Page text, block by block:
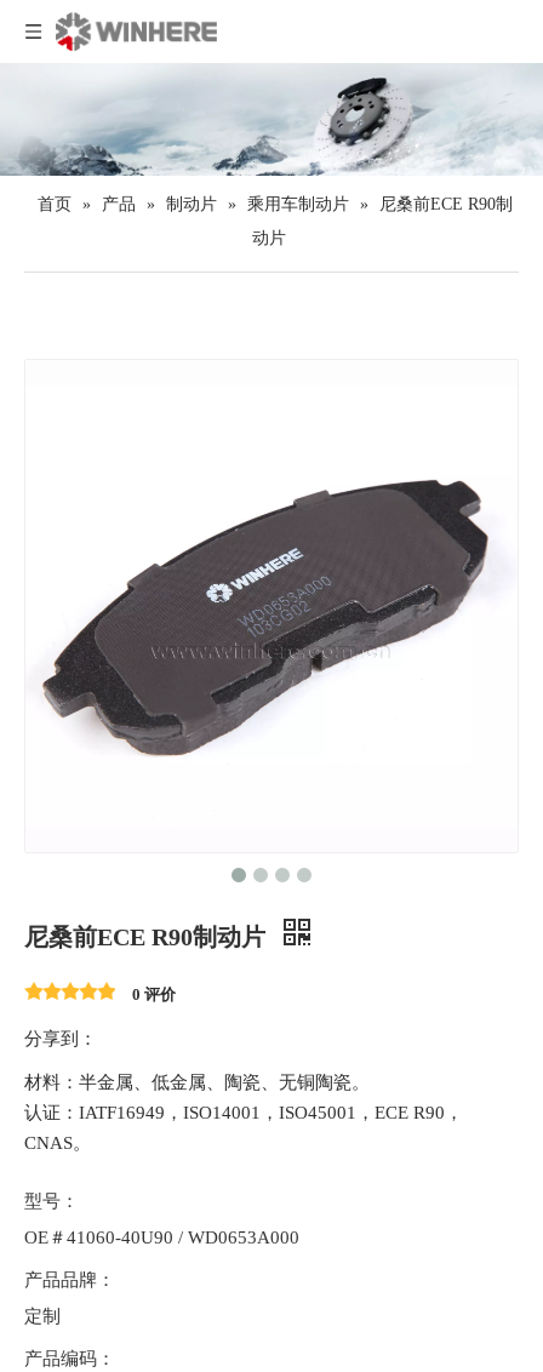
首页 » 产品 » 制动片 » 乘用车制动片 »
尼桑前ECE R90制
动片
尼桑前ECE R90制动片
0 评价
分享到：
材料：半金属、低金属、陶瓷、无铜陶瓷。
认证：IATF16949，ISO14001，ISO45001，ECE R90，
CNAS。
型号：
OE＃41060-40U90 / WD0653A000
产品品牌：
定制
产品编码：